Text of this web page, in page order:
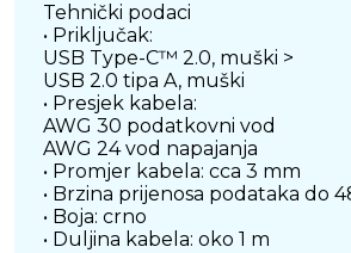
Tehnički podaci
• Priključak:
USB Type-C™ 2.0, muški >
USB 2.0 tipa A, muški
• Presjek kabela:
AWG 30 podatkovni vod
AWG 24 vod napajanja
• Promjer kabela: cca 3 mm
• Brzina prijenosa podataka do
• Boja: crno
• Duljina kabela: oko 1 m